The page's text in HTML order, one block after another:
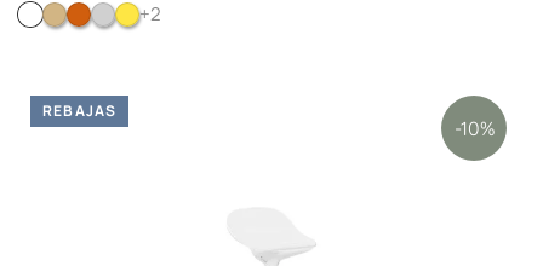
Cristal
Metalizado oro
Ambar
Ahumado
Amarillo
+2
-10%
REBAJAS